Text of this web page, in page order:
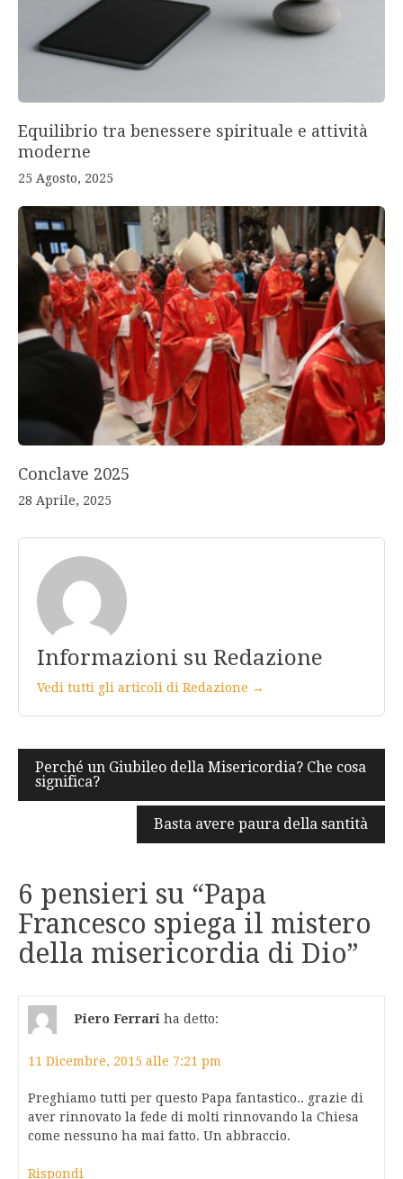
Equilibrio tra benessere spirituale e attività
moderne
25 Agosto, 2025
Conclave 2025
28 Aprile, 2025
Informazioni su Redazione
Vedi tutti gli articoli di Redazione →
Navigazione
articoli
Perché un Giubileo della Misericordia? Che cosa
significa?
Basta avere paura della santità
6 pensieri su “Papa
Francesco spiega il mistero
della misericordia di Dio”
Piero Ferrari ha detto:
11 Dicembre, 2015 alle 7:21 pm
Preghiamo tutti per questo Papa fantastico.. grazie di
aver rinnovato la fede di molti rinnovando la Chiesa
come nessuno ha mai fatto. Un abbraccio.
Rispondi